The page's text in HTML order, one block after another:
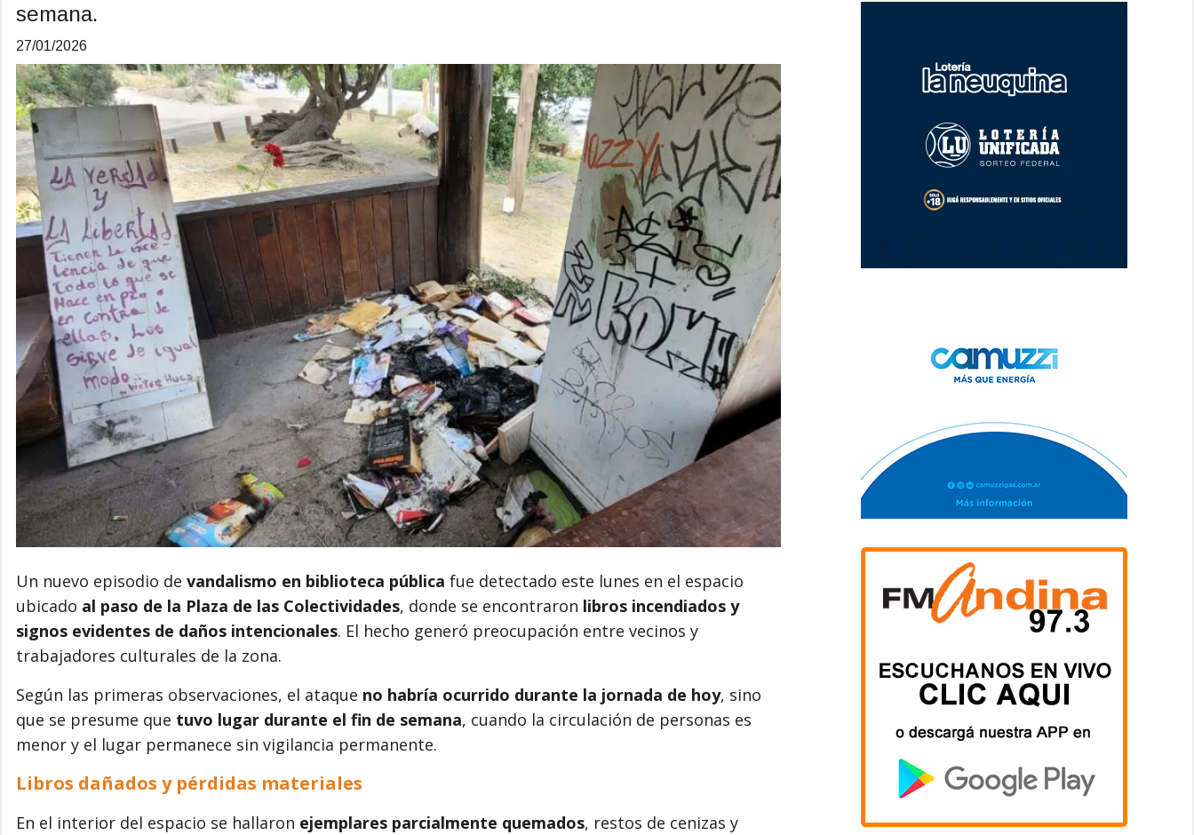
semana.
27/01/2026
Un nuevo episodio de vandalismo en biblioteca pública fue detectado este lunes en el espacio
ubicado al paso de la Plaza de las Colectividades, donde se encontraron libros incendiados y
signos evidentes de daños intencionales. El hecho generó preocupación entre vecinos y
trabajadores culturales de la zona.
Según las primeras observaciones, el ataque no habría ocurrido durante la jornada de hoy, sino
que se presume que tuvo lugar durante el fin de semana, cuando la circulación de personas es
menor y el lugar permanece sin vigilancia permanente.
Libros dañados y pérdidas materiales
En el interior del espacio se hallaron ejemplares parcialmente quemados, restos de cenizas y